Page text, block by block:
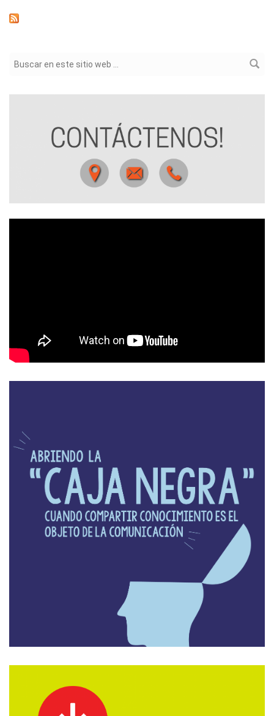
Formulario de búsqueda